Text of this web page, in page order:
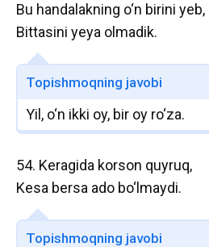
Bu handalakning o‘n birini yeb,
Bittasini yeya olmadik.
Topishmoqning javobi
Yil, o‘n ikki oy, bir oy ro‘za.
54. Keragida korson quyruq,
Kesa bersa ado bo‘lmaydi.
Topishmoqning javobi